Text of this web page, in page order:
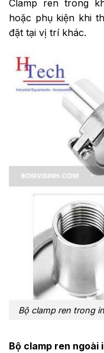
Clamp ren trong
hoặc phụ kiện khi
đặt tại vị trí khác.
Bộ clamp ren trong
Bộ clamp ren ngoài